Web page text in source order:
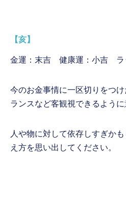
【亥】
金運：末吉 健康運：小吉 ラ
今のお金事情に一区切りをつ
ランスなど客観視できるように
人や物に対して依存しすぎか
え方を思い出してください。